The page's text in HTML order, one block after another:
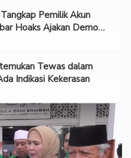
Pemilik Akun
Hoaks Ajakan Demo
Tewas dalam
Indikasi Kekerasan